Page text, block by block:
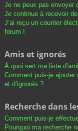
Je ne peux pas envoyer
Je continue à recevoir
J’ai reçu un courrier
forum !
Amis et ignorés
À quoi sert ma liste
Comment puis-je ajouter
et d’ignorés ?
Recherche dans
Comment puis-je
Pourquoi ma recherche